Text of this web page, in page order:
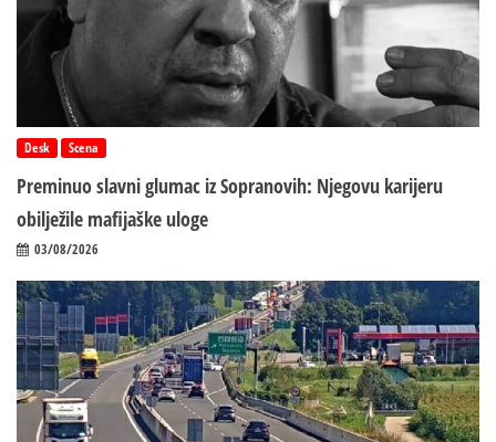
Desk Scena
Preminuo slavni glumac iz Sopranovih: Njegovu karijeru
obilježile mafijaške uloge
03/08/2026